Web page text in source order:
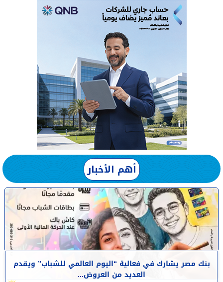
أهم الأخبار
بنك مصر يشارك في فعالية “اليوم العالمي للشباب” ويقدم
العديد من العروض...